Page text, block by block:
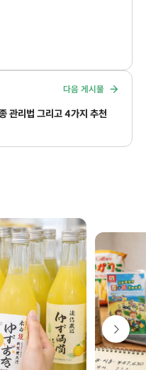
다음 게시물
관리법 그리고 4가지 추천